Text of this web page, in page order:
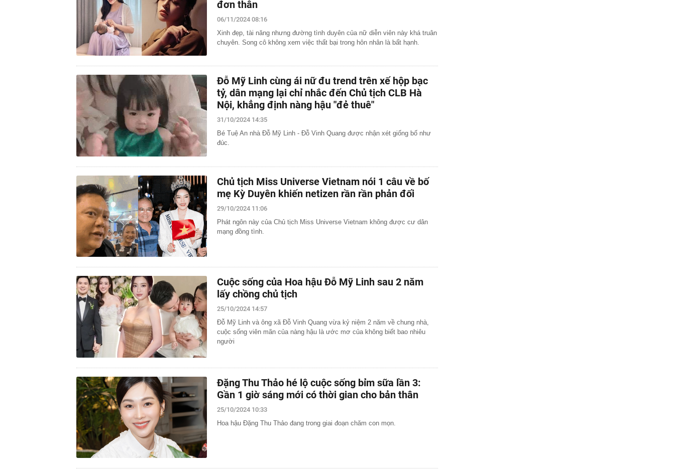
đơn thân
06/11/2024 08:16
Xinh đẹp, tài năng nhưng đường tình duyên của nữ diễn viên này khá truân
chuyên. Song cô không xem việc thất bại trong hôn nhân là bất hạnh.
Đỗ Mỹ Linh cùng ái nữ đu trend trên xế hộp bạc
tỷ, dân mạng lại chỉ nhắc đến Chủ tịch CLB Hà
Nội, khẳng định nàng hậu "đẻ thuê"
31/10/2024 14:35
Bé Tuệ An nhà Đỗ Mỹ Linh - Đỗ Vinh Quang được nhận xét giống bố như
đúc.
Chủ tịch Miss Universe Vietnam nói 1 câu về bố
mẹ Kỳ Duyên khiến netizen rần rần phản đối
29/10/2024 11:06
Phát ngôn này của Chủ tịch Miss Universe Vietnam không được cư dân
mạng đồng tình.
Cuộc sống của Hoa hậu Đỗ Mỹ Linh sau 2 năm
lấy chồng chủ tịch
25/10/2024 14:57
Đỗ Mỹ Linh và ông xã Đỗ Vinh Quang vừa kỷ niệm 2 năm về chung nhà,
cuộc sống viên mãn của nàng hậu là ước mơ của không biết bao nhiêu
người
Đặng Thu Thảo hé lộ cuộc sống bỉm sữa lần 3:
Gần 1 giờ sáng mới có thời gian cho bản thân
25/10/2024 10:33
Hoa hậu Đặng Thu Thảo đang trong giai đoạn chăm con mọn.